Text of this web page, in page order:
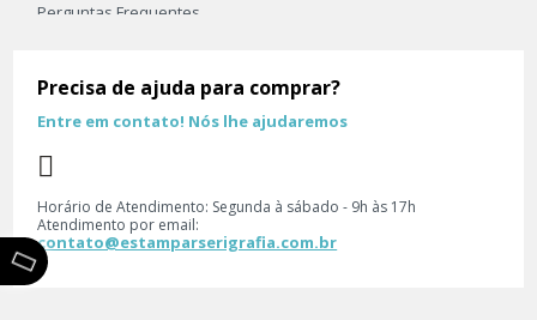
Perguntas Frequentes
Trocas e Devoluçoes
Kits
Moletom
Precisa de ajuda para comprar?
Entre em contato! Nós lhe ajudaremos
Horário de Atendimento: Segunda à sábado - 9h às 17h
Atendimento por email:
contato@estamparserigrafia.com.br